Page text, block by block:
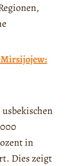
in
Dies zeigt